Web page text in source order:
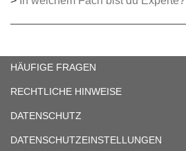
HÄUFIGE FRAGEN
RECHTLICHE HINWEISE
DATENSCHUTZ
DATENSCHUTZEINSTELLUNGEN